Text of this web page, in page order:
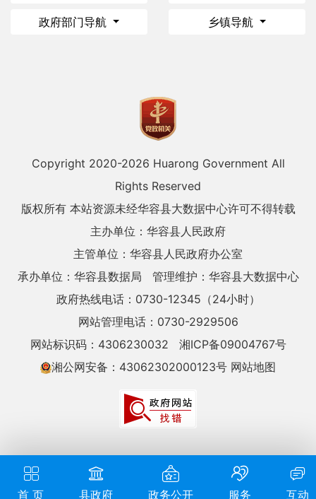
首 页 县政府 政务公开 服务 互动
政府部门导航 乡镇导航
Copyright 2020-2026 Huarong Government All
Rights Reserved
版权所有 本站资源未经华容县大数据中心许可不得转载
主办单位：华容县人民政府
主管单位：华容县人民政府办公室
承办单位：华容县数据局
管理维护：华容县大数据中心
政府热线电话：0730-12345（24小时）
网站管理电话：0730-2929506
网站标识码：4306230032
湘ICP备09004767号
湘公网安备：43062302000123号 网站地图